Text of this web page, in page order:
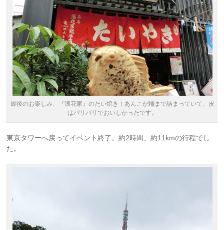
最後のお楽しみ、『浪花家』のたい焼き！あんこが端まで詰まっていて、皮
はパリパリでおいしかったです。
東京タワーへ戻ってイベント終了。約2時間、約11kmの行程でし
た。